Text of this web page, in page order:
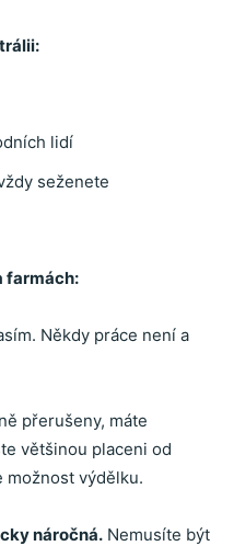
lidí
seženete
farmách:
Někdy práce není a
přerušeny, máte
většinou placeni od
možnost výdělku.
náročná. Nemusíte být